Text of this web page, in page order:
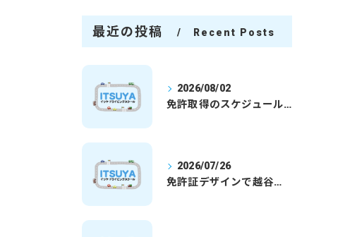
最近の投稿 Recent Posts
2026/08/02
免許取得のスケジュールを徹底解説学生社会人の通学合宿別プランで最短取得のコツ
2026/07/26
免許証デザインで越谷市愛を表現する埼玉県さいたま市越谷市の免許取得完全ガイド